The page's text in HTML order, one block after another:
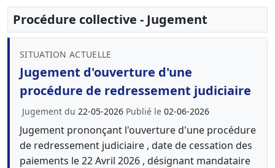
Procédure collective - Jugement
SITUATION ACTUELLE
Jugement d'ouverture d'une
procédure de redressement judiciaire
Jugement du 22-05-2026 Publié le 02-06-2026
Jugement prononçant l'ouverture d'une procédure
de redressement judiciaire , date de cessation des
paiements le 22 Avril 2026 , désignant mandataire